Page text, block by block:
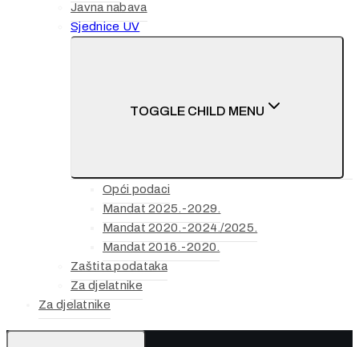
Javna nabava
Sjednice UV
TOGGLE CHILD MENU
Opći podaci
Mandat 2025.-2029.
Mandat 2020.-2024./2025.
Mandat 2016.-2020.
Zaštita podataka
Za djelatnike
Za djelatnike